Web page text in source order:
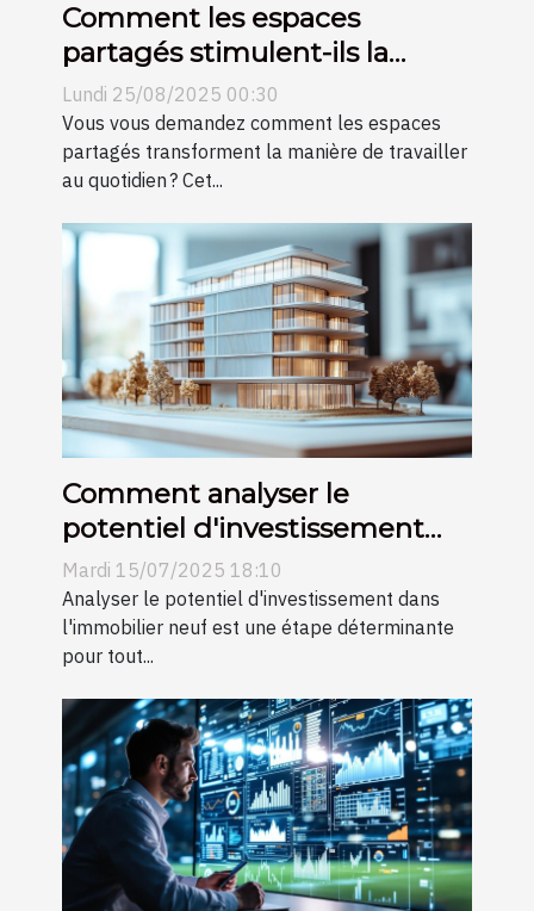
Comment les espaces
partagés stimulent-ils la
productivité?
Lundi 25/08/2025 00:30
Vous vous demandez comment les espaces
partagés transforment la manière de travailler
au quotidien ? Cet...
Comment analyser le
potentiel d'investissement
dans l'immobilier neuf ?
Mardi 15/07/2025 18:10
Analyser le potentiel d'investissement dans
l'immobilier neuf est une étape déterminante
pour tout...